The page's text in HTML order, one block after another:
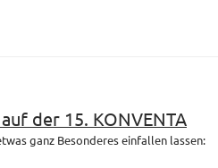
der 15. KONVENTA
ganz Besonderes einfallen lassen: